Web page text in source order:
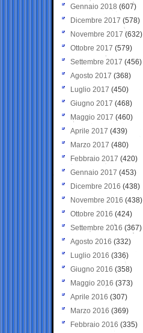
Gennaio 2018 (607)
Dicembre 2017 (578)
Novembre 2017 (632)
Ottobre 2017 (579)
Settembre 2017 (456)
Agosto 2017 (368)
Luglio 2017 (450)
Giugno 2017 (468)
Maggio 2017 (460)
Aprile 2017 (439)
Marzo 2017 (480)
Febbraio 2017 (420)
Gennaio 2017 (453)
Dicembre 2016 (438)
Novembre 2016 (438)
Ottobre 2016 (424)
Settembre 2016 (367)
Agosto 2016 (332)
Luglio 2016 (336)
Giugno 2016 (358)
Maggio 2016 (373)
Aprile 2016 (307)
Marzo 2016 (369)
Febbraio 2016 (335)